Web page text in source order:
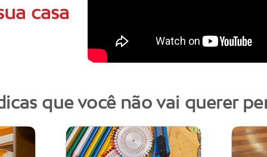
casa
que você não vai querer